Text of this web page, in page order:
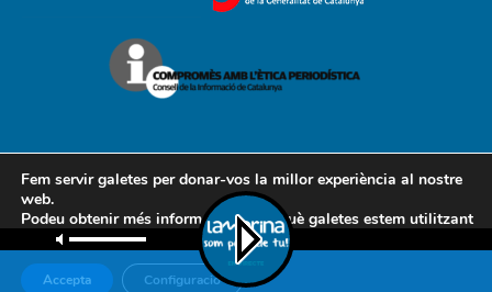
Contacte Avís legal Política de cookies
Política de privacitat
AMCL
Fem servir galetes per donar-vos la millor experiència al nostre
web.
Podeu obtenir més informació sobre què galetes estem utilitzant
o desactivar-les a la
configuració.
Accepta Configuració